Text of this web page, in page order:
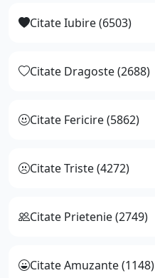
Citate Iubire (6503)
Citate Dragoste (2688)
Citate Fericire (5862)
Citate Triste (4272)
Citate Prietenie (2749)
Citate Amuzante (1148)